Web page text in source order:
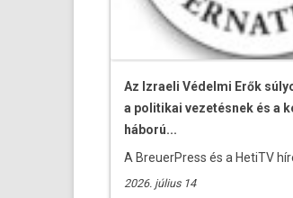
Az Izraeli Védelmi Erők
a politikai vezetésnek és a
háború...
A BreuerPress és a HetiTV
2026. július 14